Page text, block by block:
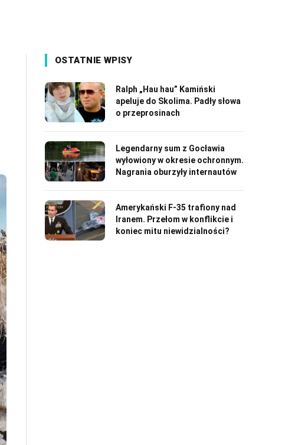
OSTATNIE WPISY
Ralph „Hau hau” Kamiński
apeluje do Skolima. Padły słowa
o przeprosinach
Legendarny sum z Gocławia
wyłowiony w okresie ochronnym.
Nagrania oburzyły internautów
Amerykański F-35 trafiony nad
Iranem. Przełom w konflikcie i
koniec mitu niewidzialności?